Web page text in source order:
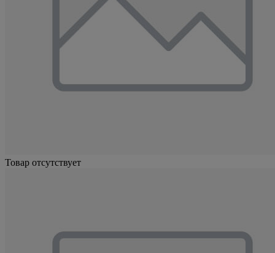
Товар отсутствует